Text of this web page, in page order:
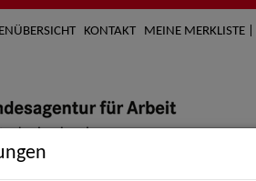
KONTAKT MEINE MERKLISTE